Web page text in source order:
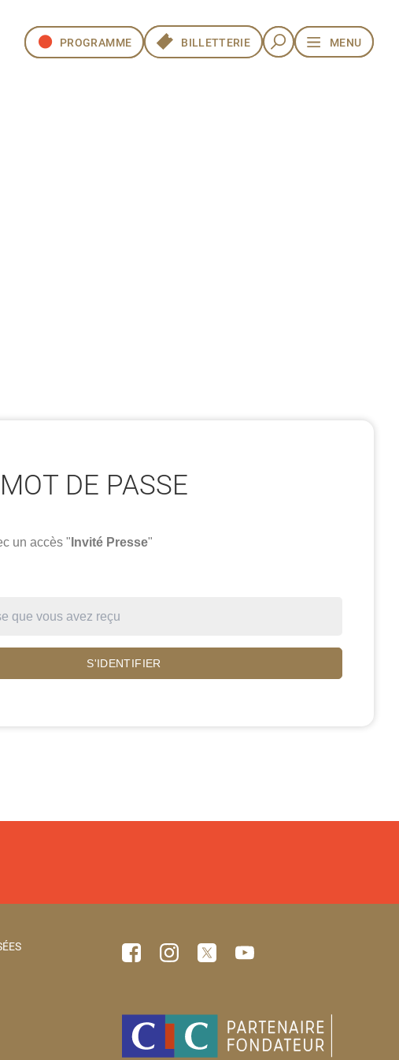
PROGRAMME BILLETTERIE MENU
PROGRAMME BILLETTERIE MENU
DE PASSE
un accès " Invité Presse"